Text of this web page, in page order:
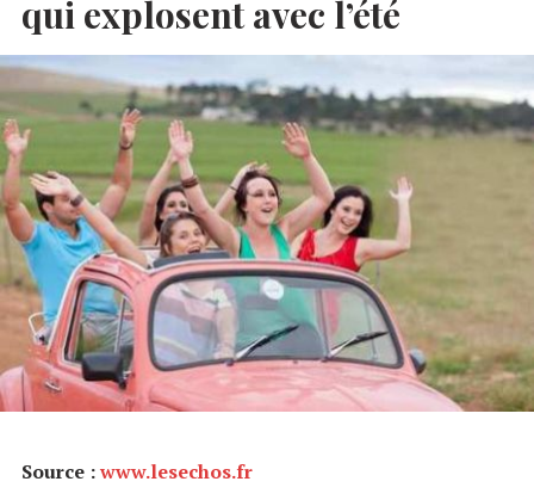
qui explosent avec l’été
Source :www.lesechos.fr